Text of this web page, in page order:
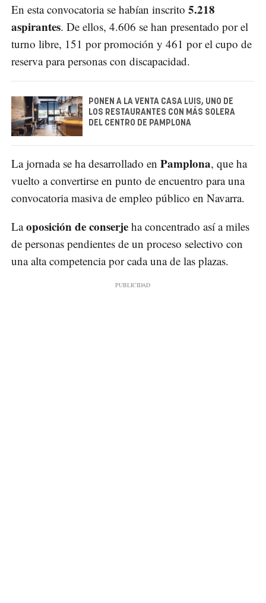
En esta convocatoria se habían inscrito 5.218
aspirantes. De ellos, 4.606 se han presentado por el
turno libre, 151 por promoción y 461 por el cupo de
reserva para personas con discapacidad.
PONEN A LA VENTA CASA LUIS, UNO DE
LOS RESTAURANTES CON MÁS SOLERA
DEL CENTRO DE PAMPLONA
La jornada se ha desarrollado en Pamplona, que ha
vuelto a convertirse en punto de encuentro para una
convocatoria masiva de empleo público en Navarra.
Laoposición de conserje ha concentrado así a miles
de personas pendientes de un proceso selectivo con
una alta competencia por cada una de las plazas.